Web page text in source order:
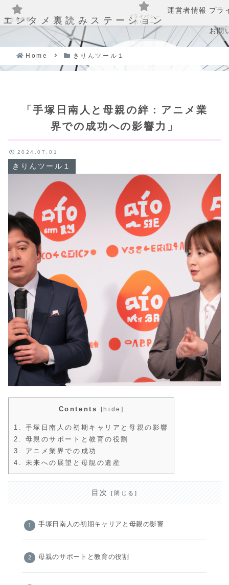
エンタメ裏読みステーション
運営者情報 プラ
お問
Home きりんツール１
「手塚日南人と母親の絆：アニメ業
界での成功への影響力」
きりんツール１
2024.07.01
Contents [ hide ]
1.
手塚日南人の初期キャリアと母親の影響
2.
母親のサポートと教育の役割
3.
アニメ業界での成功
4.
未来への展望と母覑の遺産
目次
手塚日南人の初期キャリアと母親の影響
母親のサポートと教育の役割
運営者情報
プライバシー
ポリシー